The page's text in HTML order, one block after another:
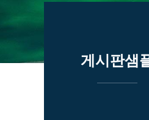
게시판샘